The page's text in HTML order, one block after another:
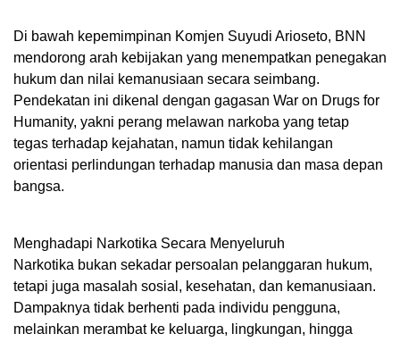
Di bawah kepemimpinan Komjen Suyudi Arioseto, BNN
mendorong arah kebijakan yang menempatkan penegakan
hukum dan nilai kemanusiaan secara seimbang.
Pendekatan ini dikenal dengan gagasan War on Drugs for
Humanity, yakni perang melawan narkoba yang tetap
tegas terhadap kejahatan, namun tidak kehilangan
orientasi perlindungan terhadap manusia dan masa depan
bangsa.
Menghadapi Narkotika Secara Menyeluruh
Narkotika bukan sekadar persoalan pelanggaran hukum,
tetapi juga masalah sosial, kesehatan, dan kemanusiaan.
Dampaknya tidak berhenti pada individu pengguna,
melainkan merambat ke keluarga, lingkungan, hingga